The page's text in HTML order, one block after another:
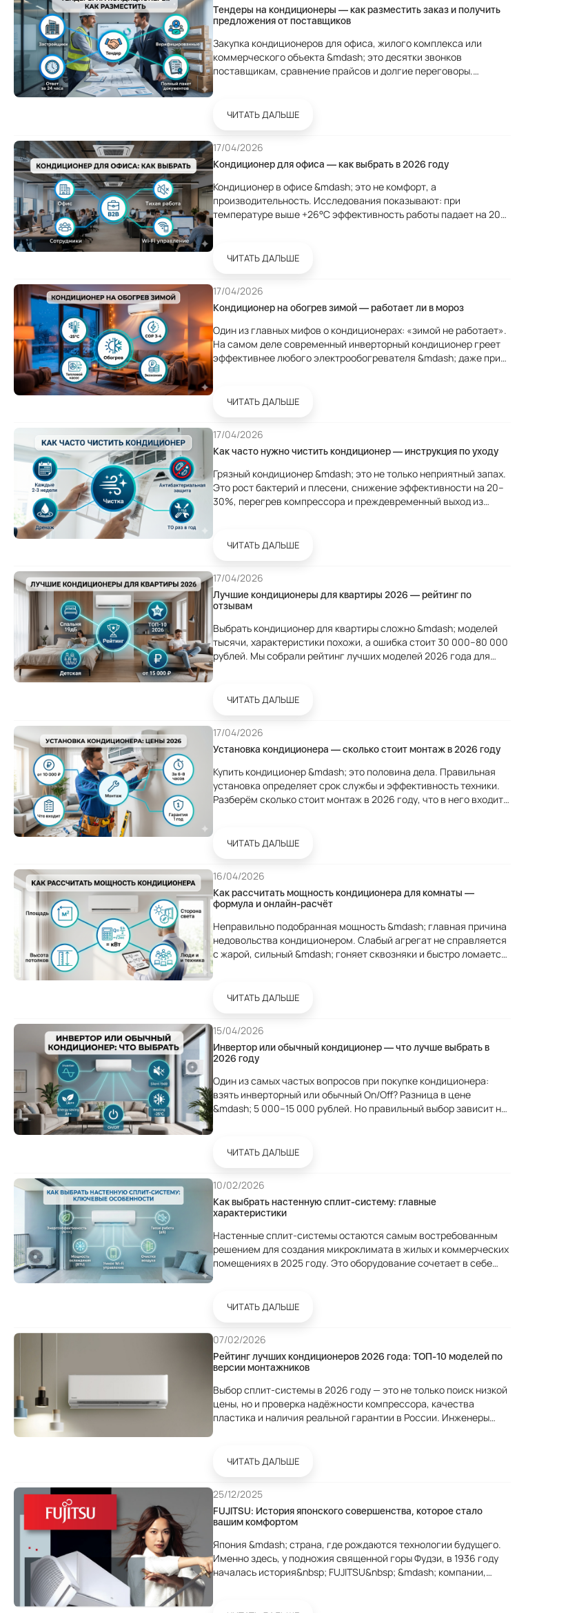
Тендеры на кондиционеры — как разместить заказ и получить
предложения от поставщиков
Закупка кондиционеров для офиса, жилого комплекса или
коммерческого объекта &mdash; это десятки звонков
поставщикам, сравнение прайсов и долгие переговоры.
Тендерный раздел Кондиционер.Маркет автоматизирует этот
процесс: разместите заявку один раз &mdash;...
ЧИТАТЬ ДАЛЬШЕ
17/04/2026
Кондиционер для офиса — как выбрать в 2026 году
Кондиционер в офисе &mdash; это не комфорт, а
производительность. Исследования показывают: при
температуре выше +26°C эффективность работы падает на 20–
30%. Разберём как выбрать правильную систему для офиса
ЧИТАТЬ ДАЛЬШЕ
17/04/2026
Кондиционер на обогрев зимой — работает ли в мороз
Один из главных мифов о кондиционерах: «зимой не работает».
На самом деле современный инверторный кондиционер греет
эффективнее любого электрообогревателя &mdash; даже при
-20°C на улице. Разберём как это работает и что выбрать. Как
кондиционер греет...
ЧИТАТЬ ДАЛЬШЕ
17/04/2026
Как часто нужно чистить кондиционер — инструкция по уходу
Грязный кондиционер &mdash; это не только неприятный запах.
Это рост бактерий и плесени, снижение эффективности на 20–
30%, перегрев компрессора и преждевременный выход из
ЧИТАТЬ ДАЛЬШЕ
17/04/2026
Лучшие кондиционеры для квартиры 2026 — рейтинг по
отзывам
Выбрать кондиционер для квартиры сложно &mdash; моделей
тысячи, характеристики похожи, а ошибка стоит 30 000–80 000
рублей. Мы собрали рейтинг лучших моделей 2026 года для
разных комнат и бюджетов на основе реальных отзывов
покупателей и мнений...
ЧИТАТЬ ДАЛЬШЕ
17/04/2026
Установка кондиционера — сколько стоит монтаж в 2026 году
Купить кондиционер &mdash; это половина дела. Правильная
установка определяет срок службы и эффективность техники.
Разберём сколько стоит монтаж в 2026 году, что в него входит и
ЧИТАТЬ ДАЛЬШЕ
16/04/2026
Как рассчитать мощность кондиционера для комнаты —
формула и онлайн-расчёт
Неправильно подобранная мощность &mdash; главная причина
недовольства кондиционером. Слабый агрегат не справляется
с жарой, сильный &mdash; гоняет сквозняки и быстро ломается
из-за частых перегрузок. Разберём как рассчитать правильно.
Базовая формула...
ЧИТАТЬ ДАЛЬШЕ
15/04/2026
Инвертор или обычный кондиционер — что лучше выбрать в
2026 году
Один из самых частых вопросов при покупке кондиционера:
взять инверторный или обычный On/Off? Разница в цене
&mdash; 5 000–15 000 рублей. Но правильный выбор зависит не
только от бюджета. Разберём честно. Как работает обычный
кондиционер (On/Off)...
ЧИТАТЬ ДАЛЬШЕ
10/02/2026
Как выбрать настенную сплит-систему: главные
характеристики
Настенные сплит-системы остаются самым востребованным
решением для создания микроклимата в жилых и коммерческих
помещениях в 2025 году. Это оборудование сочетает в себе
компактность, высокую производительность и современные
ЧИТАТЬ ДАЛЬШЕ
07/02/2026
Рейтинг лучших кондиционеров 2026 года: ТОП-10 моделей по
версии монтажников
Выбор сплит-системы в 2026 году — это не только поиск низкой
цены, но и проверка надёжности компрессора, качества
пластика и наличия реальной гарантии в России. Инженеры
Кондиционер.Маркет совместно с сервисом Klima.Pro
ЧИТАТЬ ДАЛЬШЕ
25/12/2025
FUJITSU: История японского совершенства, которое стало
вашим комфортом
Япония &mdash; страна, где рождаются технологии будущего.
Именно здесь, у подножия священной горы Фудзи, в 1936 году
началась история&nbsp; FUJITSU&nbsp; &mdash; компании,
Сегодня её имя...